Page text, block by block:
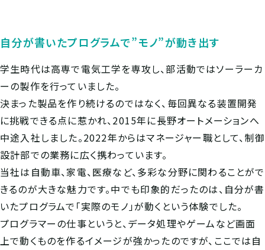
自分が書いたプログラムで”モノ”が動き出す
学生時代は高専で電気工学を専攻し、部活動ではソーラーカ
ーの製作を行っていました。
決まった製品を作り続けるのではなく、毎回異なる装置開発
に挑戦できる点に惹かれ、2015年に長野オートメーションへ
中途入社しました。2022年からはマネージャー職として、制御
設計部での業務に広く携わっています。
当社は自動車、家電、医療など、多彩な分野に関わることがで
きるのが大きな魅力です。中でも印象的だったのは、自分が書
いたプログラムで「実際のモノ」が動くという体験でした。
プログラマーの仕事というと、データ処理やゲームなど画面
上で動くものを作るイメージが強かったのですが、ここでは自